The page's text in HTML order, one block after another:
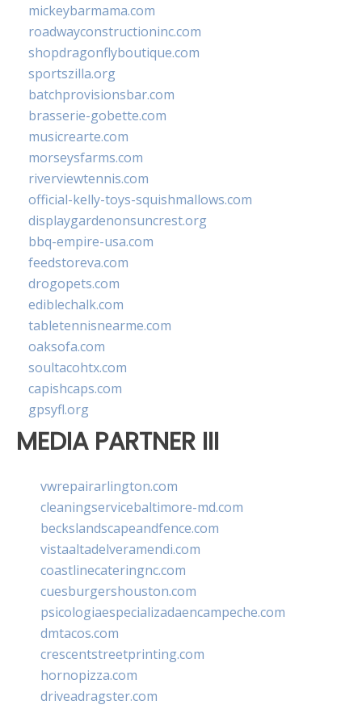
mickeybarmama.com
roadwayconstructioninc.com
shopdragonflyboutique.com
sportszilla.org
batchprovisionsbar.com
brasserie-gobette.com
musicrearte.com
morseysfarms.com
riverviewtennis.com
official-kelly-toys-squishmallows.com
displaygardenonsuncrest.org
bbq-empire-usa.com
feedstoreva.com
drogopets.com
ediblechalk.com
tabletennisnearme.com
oaksofa.com
soultacohtx.com
capishcaps.com
gpsyfl.org
MEDIA PARTNER III
vwrepairarlington.com
cleaningservicebaltimore-md.com
beckslandscapeandfence.com
vistaaltadelveramendi.com
coastlinecateringnc.com
cuesburgershouston.com
psicologiaespecializadaencampeche.com
dmtacos.com
crescentstreetprinting.com
hornopizza.com
driveadragster.com